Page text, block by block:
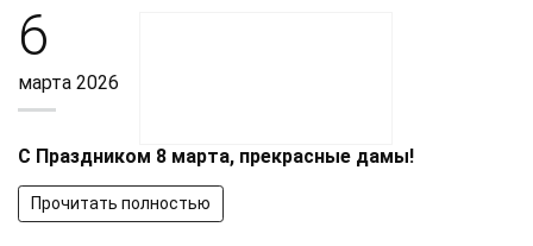
6
марта 2026
С Праздником 8 марта, прекрасные дамы!
Прочитать полностью